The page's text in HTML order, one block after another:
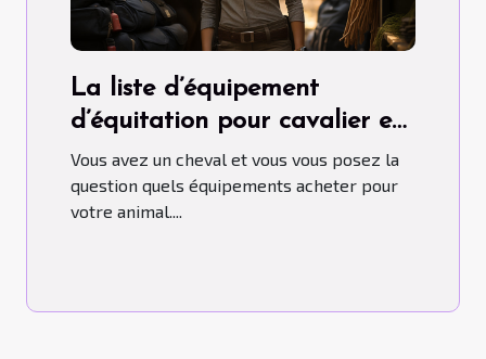
La liste d’équipement
d’équitation pour cavalier et
cheval
Vous avez un cheval et vous vous posez la
question quels équipements acheter pour
votre animal....